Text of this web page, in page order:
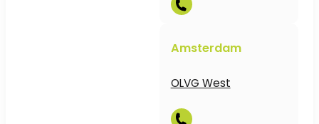
Amsterdam
OLVG West